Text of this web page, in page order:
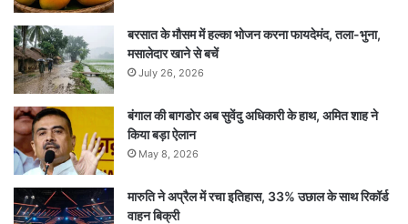
बरसात के मौसम में हल्का भोजन करना फायदेमंद, तला-भुना,
मसालेदार खाने से बचें
July 26, 2026
बंगाल की बागडोर अब सुवेंदु अधिकारी के हाथ, अमित शाह ने
किया बड़ा ऐलान
May 8, 2026
मारुति ने अप्रैल में रचा इतिहास, 33% उछाल के साथ रिकॉर्ड
वाहन बिक्री